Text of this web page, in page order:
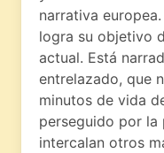
narrativa
logra su objetivo
actual. Está
entrelazado, que
minutos de vida
perseguido por la
intercalan otros